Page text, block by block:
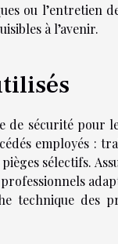
ou l’entretien
à l’avenir.
de sécurité pour
employés :
sélectifs.
technique des